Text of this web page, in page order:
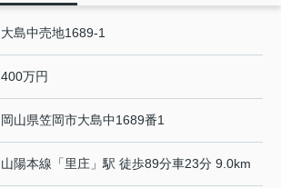
大島中売地1689-1
400万円
岡山県笠岡市大島中1689番1
山陽本線 「里庄 」駅 徒歩89分車23分 9.0km